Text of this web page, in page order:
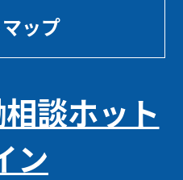
ップ
談ホット
ン